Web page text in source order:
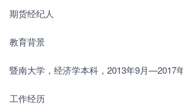
期货经纪人
教育背景
暨南大学，经济学本科，2013年9月—2017
工作经历